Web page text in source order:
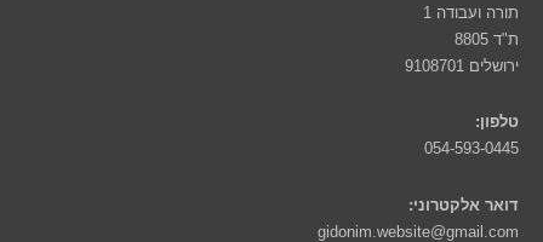
תורה ועבודה 1
ת"ד 8805
ירושלים 9108701
טלפון:
054-593-0445
דואר אלקטרוני:
gidonim.website@gmail.com